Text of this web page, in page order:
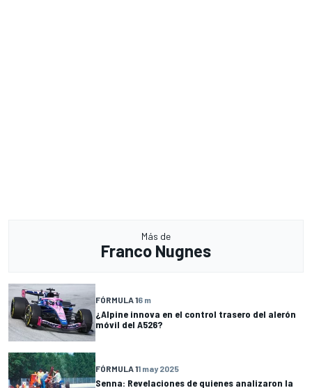
Más de
Franco Nugnes
FÓRMULA 16 m
¿Alpine innova en el control trasero del alerón
móvil del A526?
FÓRMULA 11 may 2025
Senna: Revelaciones de quienes analizaron la